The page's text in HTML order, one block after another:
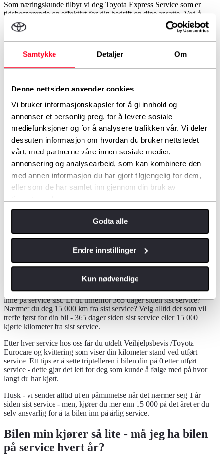
Samtykke Detaljer Om
Denne nettsiden anvender cookies
Vi bruker informasjonskapsler for å gi innhold og
annonser et personlig preg, for å levere sosiale
mediefunksjoner og for å analysere trafikken vår. Vi deler
dessuten informasjon om hvordan du bruker nettstedet
vårt, med partnerne våre innen sosiale medier,
annonsering og analysearbeid, som kan kombinere den
med annen informasjon du har gjort tilgjengelig for dem,
eller som de har samlet inn gjennom din bruk av
tjenestene deres.
Godta alle
Endre innstillinger
Kun nødvendige
Som næringskunde tilbyr vi deg Toyota Express Service som er
tidsbesparende og effektivt for din bedrift og dine ansatte. Ved å
benytte Toyota Express Service oppnår du:
Forutsigbarhet
Fleksibilitet
Perfekt for Toyota-kunder "In business"
Ofte stile spørsmål
Hvilken service skal jeg velge?
For å opprettholde Toyota Relax (garantien) og Toyota Eurocare
(gratis veihjelp) er det viktig at du har årlig service innen 15 000
kjørte kilometer fra sist service, eller innen 365 dager siden sist
service. For personbiler er serviceintervaller følgende
1 år / 15 000 km
2 år / 30 000 km
3 år / 45 000 km
5 år / 75 000 km
Noen kjører mye, andre kjører lite. Se derfor etter når bilen din var
inne på service sist. Er du innenfor 365 dager siden sist service?
Nærmer du deg 15 000 km fra sist service? Velg alltid det som vil
treffe først for din bil - 365 dager siden sist service eller 15 000
kjørte kilometer fra sist service.
Etter hver service hos oss får du utdelt Veihjelpsbevis /Toyota
Eurocare og kvittering som viser din kilometer stand ved utført
service. Ett tips er å sette triptelleren i bilen din på 0 etter utført
service - dette gjør det lett for deg som kunde å følge med på hvor
langt du har kjørt.
Husk - vi sender alltid ut en påminnelse når det nærmer seg 1 år
siden sist service - men, kjører du mer enn 15 000 på det året er du
selv ansvarlig for å ta bilen inn på årlig service.
Bilen min kjører så lite - må jeg ha bilen
på service hvert år?